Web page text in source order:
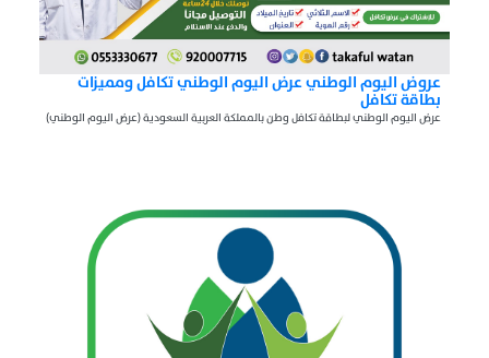
عروض اليوم الوطني عرض اليوم الوطني تكافل ومميزات
بطاقة تكافل
عرض اليوم الوطني لبطاقة تكافل وطن بالمملكة العربية السعودية (عرض اليوم الوطني)